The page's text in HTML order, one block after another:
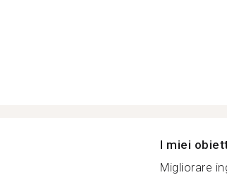
I miei
Migliorare